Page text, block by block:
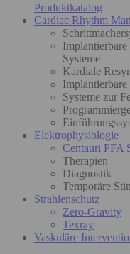
Produktkatalog
Cardiac Rhythm
Systeme
Kardiale
Systeme zur
Elektrophysiologie
Centauri PFA
Therapien
Diagnostik
Temporäre
Strahlenschutz
Zero-Gravity
Texray
Vaskuläre